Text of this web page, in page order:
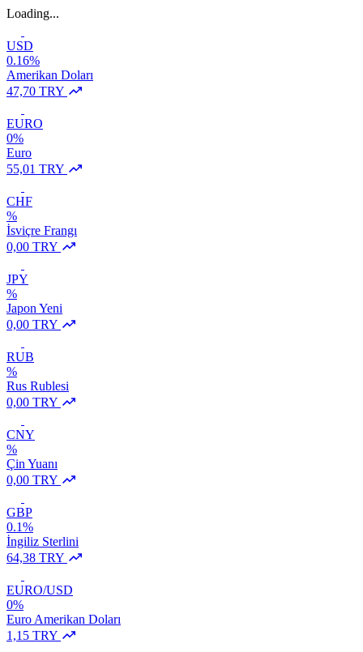
Loading...
USD
0.16%
Amerikan Doları
47,70 TRY
EURO
0%
Euro
55,01 TRY
CHF
%
İsviçre Frangı
0,00 TRY
JPY
%
Japon Yeni
0,00 TRY
RUB
%
Rus Rublesi
0,00 TRY
CNY
%
Çin Yuanı
0,00 TRY
GBP
0.1%
İngiliz Sterlini
64,38 TRY
EURO/USD
0%
Euro Amerikan Doları
1,15 TRY